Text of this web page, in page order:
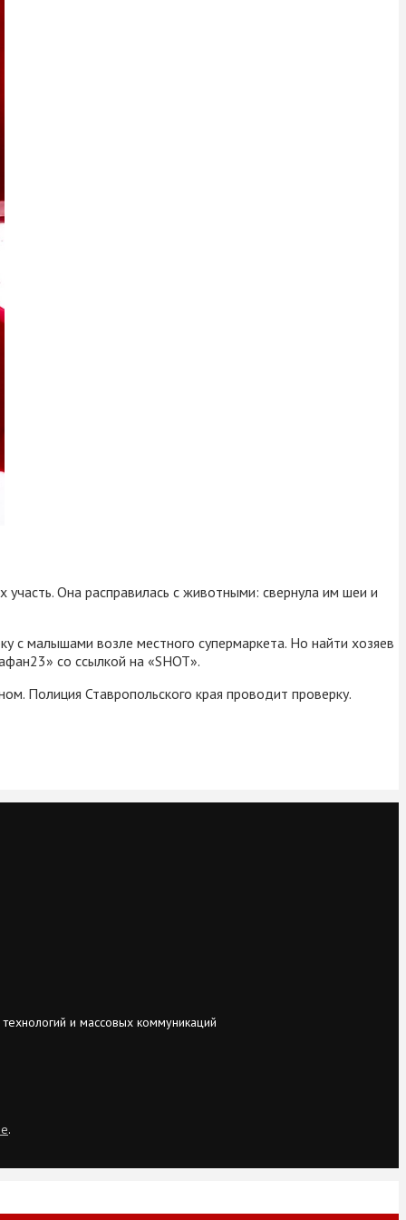
Она расправилась с животными: свернула им шеи и
малышами возле местного супермаркета. Но найти хозяев
со ссылкой на «SHOT».
Полиция Ставропольского края проводит проверку.
и массовых коммуникаций
.